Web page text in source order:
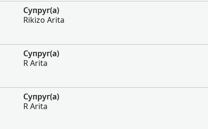
Супруг(а)
Rikizo Arita
Супруг(а)
R Arita
Супруг(а)
R Arita